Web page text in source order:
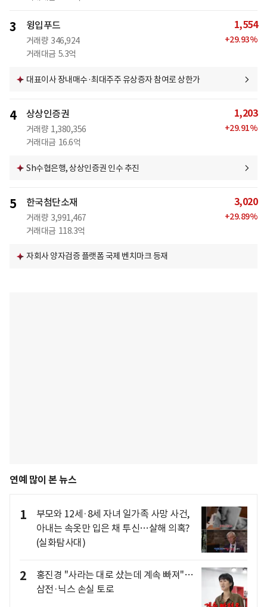
3 윙입푸드
거래량 346,924
거래대금 5.3억
1,554
+29.93%
대표이사 장내매수·최대주주 유상증자 참여로 상한가
4 상상인증권
거래량 1,380,356
거래대금 16.6억
1,203
+29.91%
Sh수협은행, 상상인증권 인수 추진
5 한국첨단소재
거래량 3,991,467
거래대금 118.3억
3,020
+29.89%
자회사 양자검증 플랫폼 국제 벤치마크 등재
연예 많이 본 뉴스
1
부모와 12세·8세 자녀 일가족 사망 사건,
아내는 속옷만 입은 채 투신…살해 의혹?
(실화탐사대)
2
홍진경 "사라는 대로 샀는데 계속 빠져"…
삼전·닉스 손실 토로